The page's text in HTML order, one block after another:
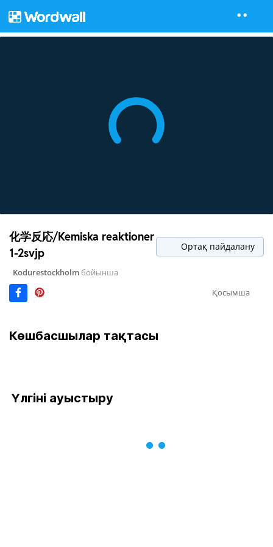
化学反応/Kemiska reaktioner
1-2svjp
Ортақ пайдалану
Kodurestockholmбойынша
Қосымша
Көшбасшылар тақтасы
Үлгіні ауыстыру